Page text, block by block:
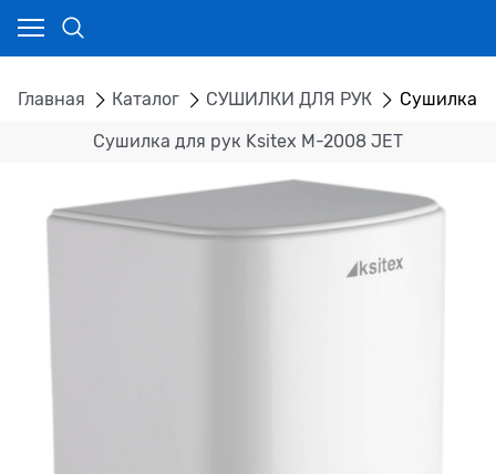
Главная Каталог СУШИЛКИ ДЛЯ РУК Сушилка
Сушилка для рук Ksitex M-2008 JET